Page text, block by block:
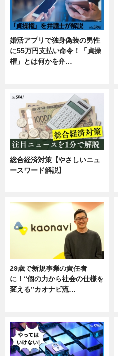
婚活アプリで独身偽装の男性
に55万円支払い命令！「貞操
権」とは何かを弁…
総合経済対策【やさしいニュ
ースワード解説】
29歳で新規事業の責任者
に！“個の力から社会の仕様を
変える”カオナビ流…